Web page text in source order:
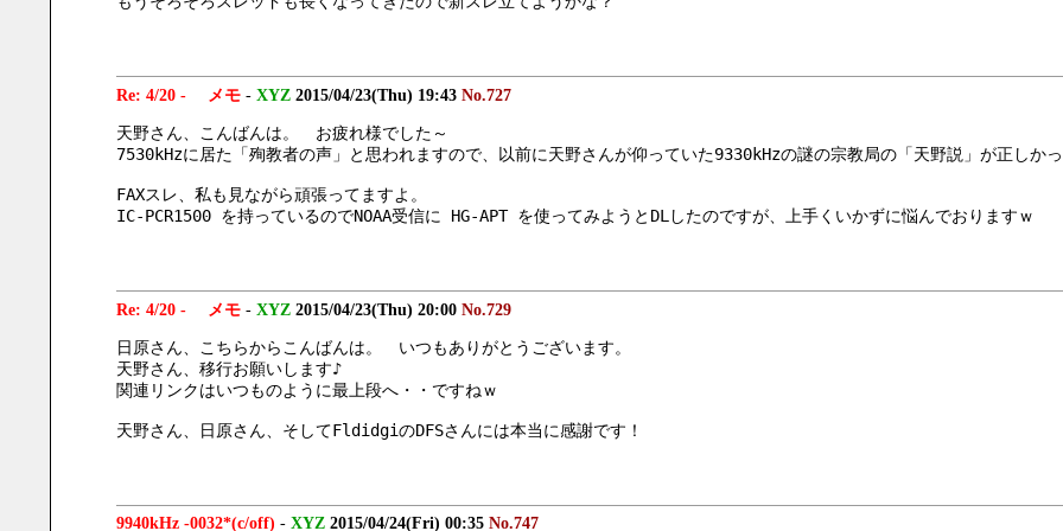
Re: 4/20 - メモ- XYZ 2015/04/23(Thu) 19:43 No.727
天野さん、こんばんは。　お疲れ様でした～
7530kHzに居た「殉教者の声」と思われますので、以前に天野さんが仰っていた9330kHzの謎の宗教局の「天野説」が正しか
FAXスレ、私も見ながら頑張ってますよ。
IC-PCR1500 を持っているのでNOAA受信に HG-APT を使ってみようとDLしたのですが、上手くいかずに悩んでおりますｗ
Re: 4/20 - メモ- XYZ 2015/04/23(Thu) 20:00 No.729
日原さん、こちらからこんばんは。　いつもありがとうございます。
天野さん、移行お願いします♪
関連リンクはいつものように最上段へ・・ですねｗ
天野さん、日原さん、そしてFldidgiのDFSさんには本当に感謝です！
9940kHz -0032*(c/off) - XYZ 2015/04/24(Fri) 00:35 No.747